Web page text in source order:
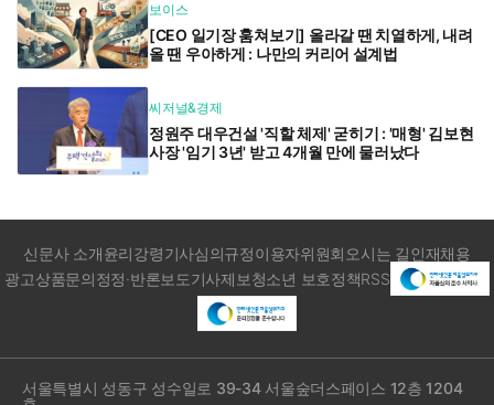
보이스
[CEO 일기장 훔쳐보기] 올라갈 땐 치열하게, 내려
올 땐 우아하게 : 나만의 커리어 설계법
씨저널&경제
정원주 대우건설 '직할 체제' 굳히기 : '매형' 김보현
사장 '임기 3년' 받고 4개월 만에 물러났다
신문사 소개윤리강령기사심의규정이용자위원회 오시는 길인재채용
광고상품문의정정·반론보도기사제보청소년 보호정책RSS
서울특별시 성동구 성수일로 39-34 서울숲더스페이스 12층 1204